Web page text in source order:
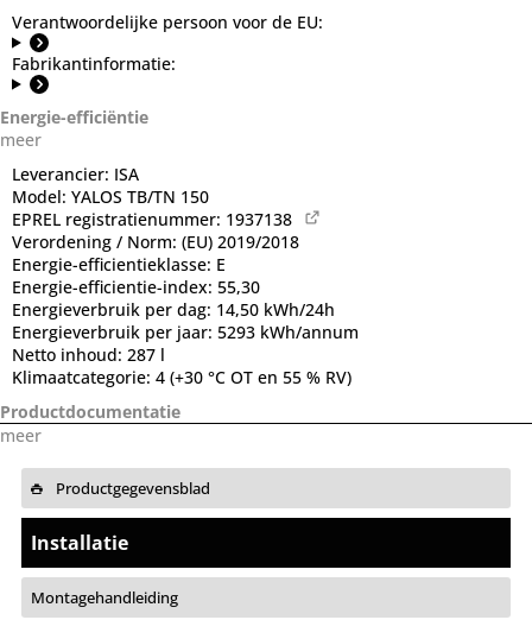
Verantwoordelijke persoon voor de EU:
Fabrikantinformatie:
Energie-efficiëntie
meer
Leverancier: ISA
Model: YALOS TB/TN 150
EPREL registratienummer: 1937138
Verordening / Norm: (EU) 2019/2018
Energie-efficientieklasse: E
Energie-efficientie-index: 55,30
Energieverbruik per dag: 14,50 kWh/24h
Energieverbruik per jaar: 5293 kWh/annum
Netto inhoud: 287 l
Klimaatcategorie: 4 (+30 °C OT en 55 % RV)
Productdocumentatie
meer
Productgegevensblad
Installatie
Montagehandleiding